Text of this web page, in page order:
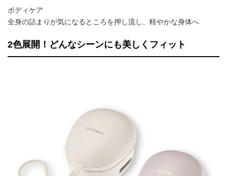
ボディケア
全身の詰まりが気になるところを押し流し、軽やかな身体へ
2色展開！どんなシーンにも美しくフィット